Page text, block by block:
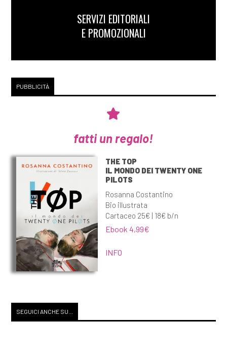
SERVIZI EDITORIALI
E PROMOZIONALI
PUBBLICITÀ
fatti un regalo!
THE TOP
IL MONDO DEI TWENTY ONE
PILOTS
Rosanna Costantino
Bio illustrata
Cartaceo 25€ | 18€ b/n
Ebook 4,99€
INFO
SEGUICI ANCHE SU...